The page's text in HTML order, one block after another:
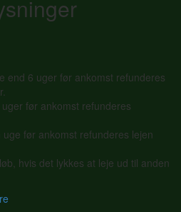
end 6 uger før ankomst refunderes
før ankomst refunderes
før ankomst refunderes lejen
hvis det lykkes at leje ud til anden